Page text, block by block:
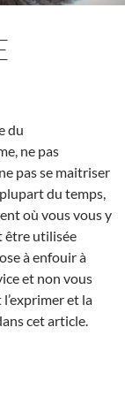
du
ne pas
pas se maitriser
du temps,
où vous vous y
être utilisée
à enfouir à
et non vous
et la
cet article.